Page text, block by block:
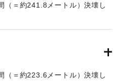
（＝約241.8メートル）決壊し
（＝約223.6メートル）決壊し